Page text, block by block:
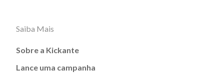
Saiba Mais
Sobre a Kickante
Lance uma campanha